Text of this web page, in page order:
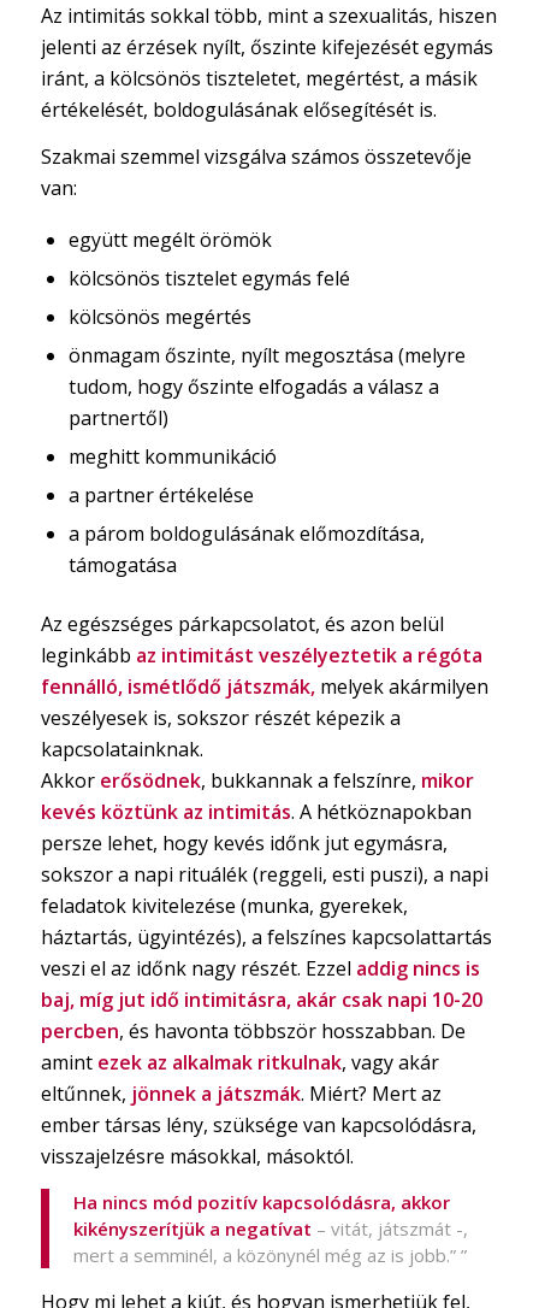
Az intimitás sokkal több, mint a szexualitás, hiszen
jelenti az érzések nyílt, őszinte kifejezését egymás
iránt, a kölcsönös tiszteletet, megértést, a másik
értékelését, boldogulásának elősegítését is.
Szakmai szemmel vizsgálva számos összetevője
van:
együtt megélt örömök
kölcsönös tisztelet egymás felé
kölcsönös megértés
önmagam őszinte, nyílt megosztása (melyre
tudom, hogy őszinte elfogadás a válasz a
partnertől)
meghitt kommunikáció
a partner értékelése
a párom boldogulásának előmozdítása,
támogatása
Az egészséges párkapcsolatot, és azon belül
leginkább az intimitást veszélyeztetik a régóta
fennálló, ismétlődő játszmák,melyek akármilyen
veszélyesek is, sokszor részét képezik a
kapcsolatainknak.
Akkor erősödnek, bukkannak a felszínre, mikor
kevés köztünk az intimitás. A hétköznapokban
persze lehet, hogy kevés időnk jut egymásra,
sokszor a napi rituálék (reggeli, esti puszi), a napi
feladatok kivitelezése (munka, gyerekek,
háztartás, ügyintézés), a felszínes kapcsolattartás
veszi el az időnk nagy részét. Ezzel addig nincs is
baj, míg jut idő intimitásra, akár csak napi 10-20
percben, és havonta többször hosszabban. De
amint ezek az alkalmak ritkulnak, vagy akár
eltűnnek, jönnek a játszmák. Miért? Mert az
ember társas lény, szüksége van kapcsolódásra,
visszajelzésre másokkal, másoktól.
Ha nincs mód pozitív kapcsolódásra, akkor
kikényszerítjük a negatívat – vitát, játszmát -,
mert a semminél, a közönynél még az is jobb.” ”
Hogy mi lehet a kiút, és hogyan ismerhetjük fel,